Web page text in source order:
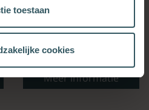
toestaan
cookies
Meer informatie